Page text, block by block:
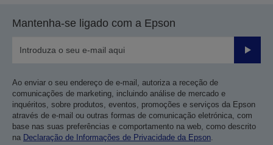
Mantenha-se ligado com a Epson
Enviar
Ao enviar o seu endereço de e-mail, autoriza a receção de
comunicações de marketing, incluindo análise de mercado e
inquéritos, sobre produtos, eventos, promoções e serviços da Epson
através de e-mail ou outras formas de comunicação eletrónica, com
base nas suas preferências e comportamento na web, como descrito
na Declaração de Informações de Privacidade da Epson.